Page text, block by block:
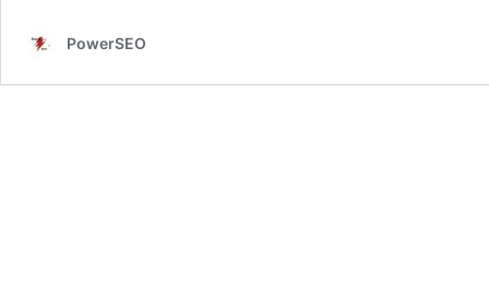
PowerSEO